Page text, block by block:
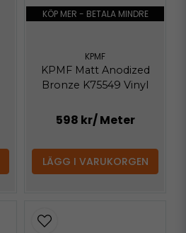
KÖP MER - BETALA MINDRE
KPMF
KPMF Matt Anodized
Bronze K75549 Vinyl
598 kr/ Meter
LÄGG I VARUKORGEN